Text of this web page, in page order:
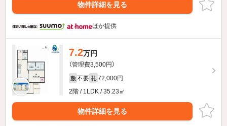
物件詳細を見る
ほか提供
7.2万円
（管理費3,500円）
敷 不要 礼 72,000円
2階 / 1LDK / 35.23㎡
物件詳細を見る